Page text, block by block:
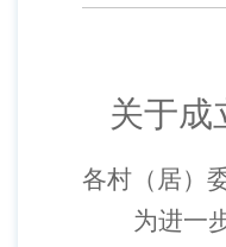
关于成
各村（居）
为进一